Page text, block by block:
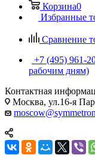
Корзина0
Избранные
Сравнение
+7 (495) 961-
рабочим дням)
Контактная
Москва, ул.16-я